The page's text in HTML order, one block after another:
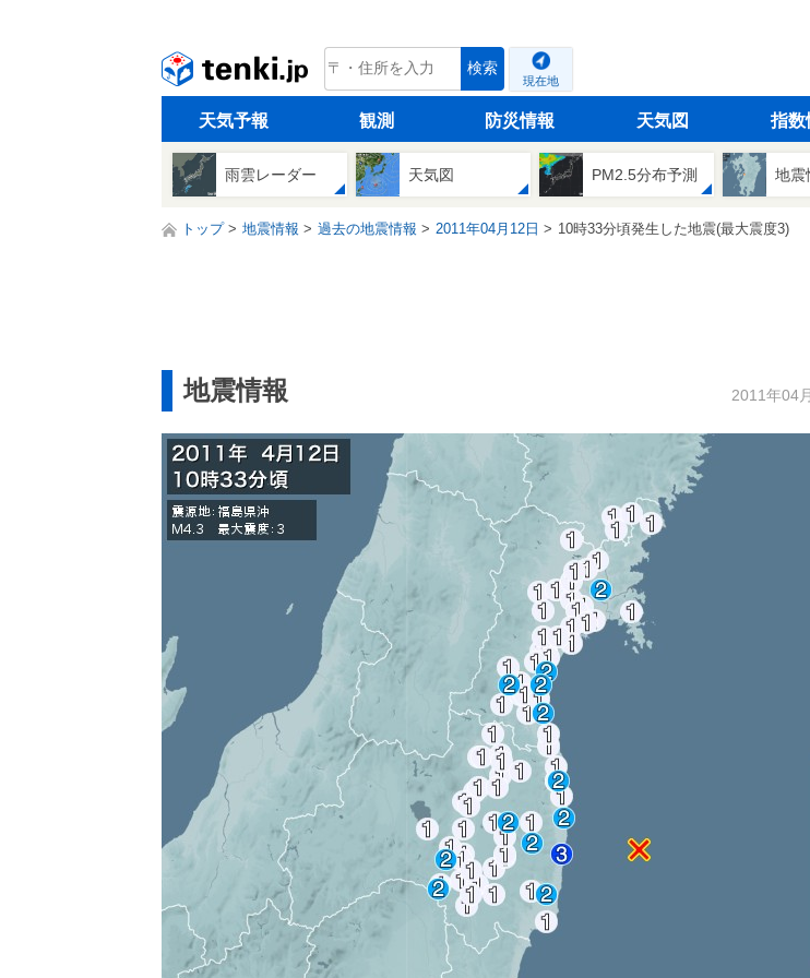
tenki.jp 検索
現在地
天気予報 観測 防災情報 天気図 指数
雨雲レーダー 天気図 PM2.5分布予測 地震
トップ 地震情報 過去の地震情報 2011年04月12日 10時33分頃発生した地震(最大震度3)
地震情報 2011年04